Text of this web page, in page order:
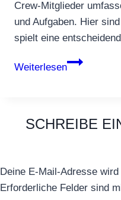
Crew-Mitglieder
und Aufgaben. Hier
spielt eine
Weiterlesen
Crew
SCHREIBE
Deine E-Mail-Adresse
Erforderliche Felder sind